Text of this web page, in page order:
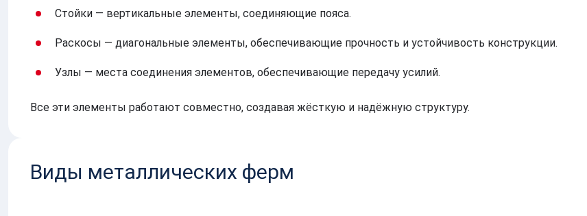
Стойки — вертикальные элементы, соединяющие пояса.
Раскосы — диагональные элементы, обеспечивающие прочность и устойчивость конструкции.
Узлы — места соединения элементов, обеспечивающие передачу усилий.
Все эти элементы работают совместно, создавая жёсткую и надёжную структуру.
Виды металлических ферм